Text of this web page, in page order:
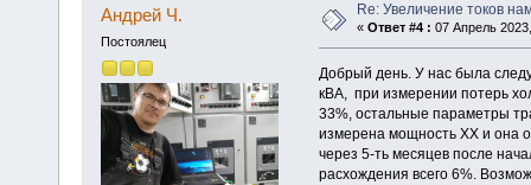
Андрей Ч.
Постоялец
Re: Увеличение токов
« Ответ #4 : 07 Апрель
Добрый день. У нас была
кВА, при измерении потерь
33%, остальные параметры
измерена мощность ХХ и она
через 5-ть месяцев после
расхождения всего 6%.